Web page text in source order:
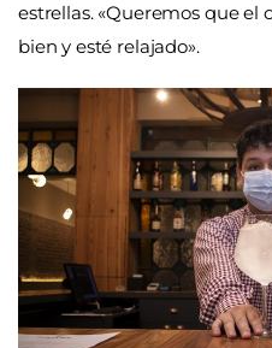
estrellas. «Queremos que el
bien y esté relajado».